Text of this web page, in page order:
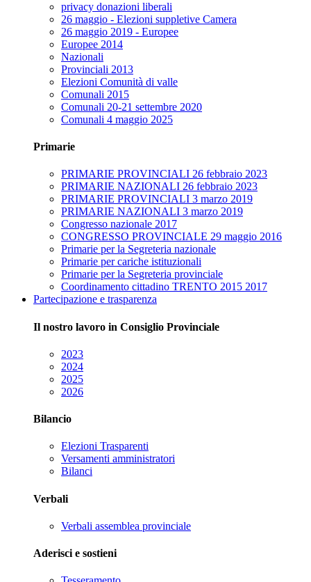
privacy donazioni liberali
26 maggio - Elezioni suppletive Camera
26 maggio 2019 - Europee
Europee 2014
Nazionali
Provinciali 2013
Elezioni Comunità di valle
Comunali 2015
Comunali 20-21 settembre 2020
Comunali 4 maggio 2025
Primarie
PRIMARIE PROVINCIALI 26 febbraio 2023
PRIMARIE NAZIONALI 26 febbraio 2023
PRIMARIE PROVINCIALI 3 marzo 2019
PRIMARIE NAZIONALI 3 marzo 2019
Congresso nazionale 2017
CONGRESSO PROVINCIALE 29 maggio 2016
Primarie per la Segreteria nazionale
Primarie per cariche istituzionali
Primarie per la Segreteria provinciale
Coordinamento cittadino TRENTO 2015 2017
Partecipazione e trasparenza
Il nostro lavoro in Consiglio Provinciale
2023
2024
2025
2026
Bilancio
Elezioni Trasparenti
Versamenti amministratori
Bilanci
Verbali
Verbali assemblea provinciale
Aderisci e sostieni